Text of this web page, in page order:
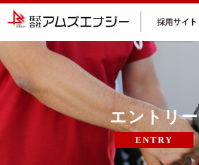
エントリー
ENTRY